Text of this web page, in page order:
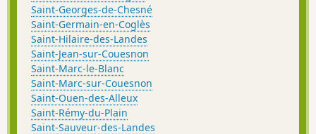
Saint-Georges-de-Chesné
Saint-Germain-en-Coglès
Saint-Hilaire-des-Landes
Saint-Jean-sur-Couesnon
Saint-Marc-le-Blanc
Saint-Marc-sur-Couesnon
Saint-Ouen-des-Alleux
Saint-Rémy-du-Plain
Saint-Sauveur-des-Landes